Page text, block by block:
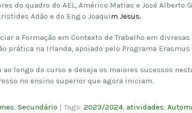
do quadro do AEL, Américo Matias e José Alberto
Adão e do Eng.º Joaquim Jesus.
a Formação em Contexto de Trabalho em
na Irlanda, apoiado pelo Programa Erasmus
longo do curso e deseja os maiores sucessos
no ensino superior que agora iniciam.
, Secundário | Tags: 2023/2024, atividades,